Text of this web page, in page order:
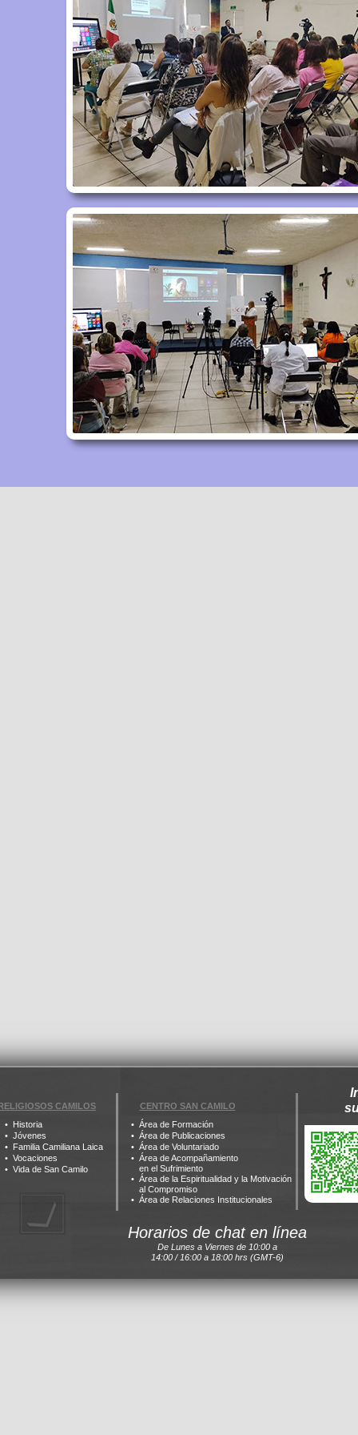
CAMILOS
Historia
Jóvenes
Familia Camiliana Laica
Vocaciones
Vida de San Camilo
CENTRO SAN CAMILO
Área de Formación
Área de Publicaciones
Área de Voluntariado
Área de Acompañamiento
en el Sufrimiento
Área de la Espiritualidad y la Motivación
al Compromiso
Área de Relaciones Institucionales
Horarios de chat en línea
De Lunes a Viernes de 10:00 a
14:00 / 16:00 a 18:00 hrs (GMT-6)